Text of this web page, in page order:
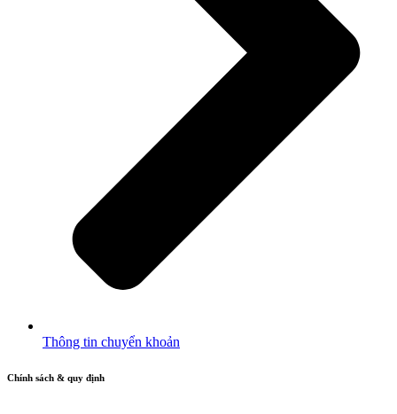
Thông tin chuyển khoản
Chính sách & quy định